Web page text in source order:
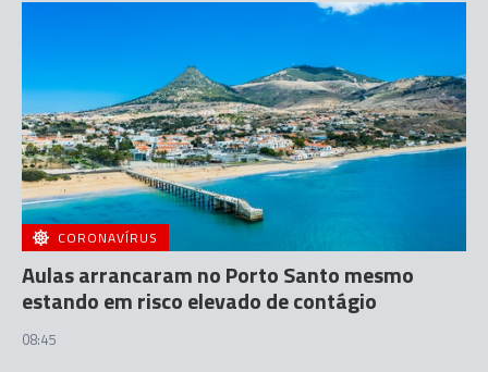
CORONAVÍRUS
Aulas arrancaram no Porto Santo mesmo
estando em risco elevado de contágio
08:45